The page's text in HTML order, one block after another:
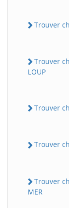
Trouver
Trouver
LOUP
Trouver
Trouver
Trouver
MER